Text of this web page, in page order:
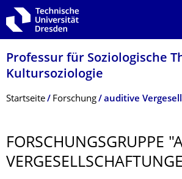
Zur Hauptnavigation springen
Zur Suche springen
Zum Inhalt springen
Professur für Soziologische
Kultursoziologie
Breadcrumb-Menü
Startseite Forschung auditive
FORSCHUNGSGRUP­PE